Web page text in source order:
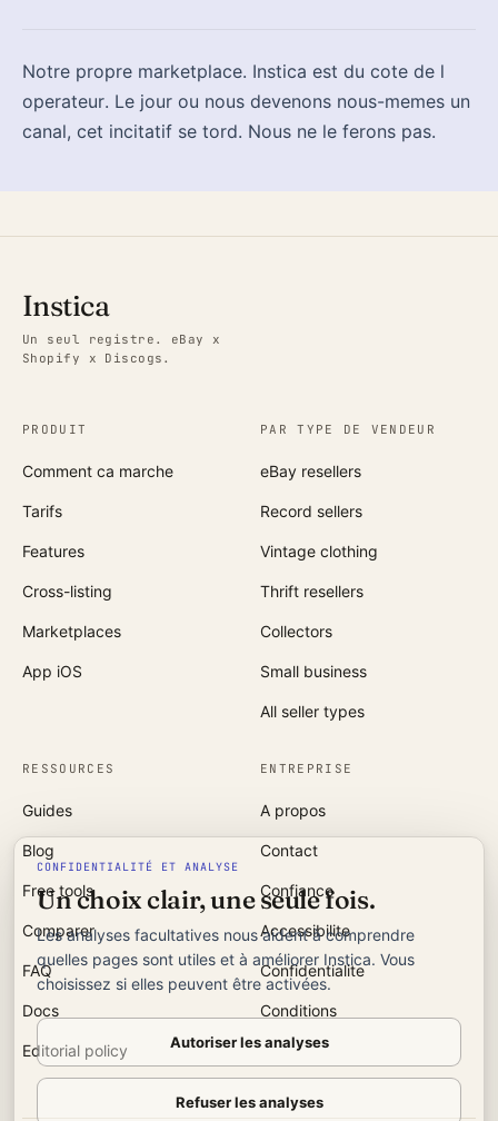
Notre propre marketplace. Instica est du cote de l
operateur. Le jour ou nous devenons nous-memes un
canal, cet incitatif se tord. Nous ne le ferons pas.
Instica
Un seul registre. eBay x
Shopify x Discogs.
PRODUIT
Comment ca marche
Tarifs
Features
Cross-listing
Marketplaces
App iOS
PAR TYPE DE VENDEUR
eBay resellers
Record sellers
Vintage clothing
Thrift resellers
Collectors
Small business
All seller types
RESSOURCES
Guides
Blog
Free tools
Comparer
FAQ
Docs
Editorial policy
ENTREPRISE
A propos
Contact
Confiance
Accessibilite
Confidentialite
Conditions
CONFIDENTIALITÉ ET ANALYSE
Un choix clair, une seule fois.
Les analyses facultatives nous aident à comprendre
quelles pages sont utiles et à améliorer Instica. Vous
choisissez si elles peuvent être activées.
Autoriser les analyses
Refuser les analyses